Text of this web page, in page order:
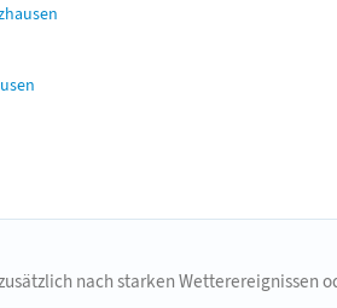
nach starken Wetterereignissen